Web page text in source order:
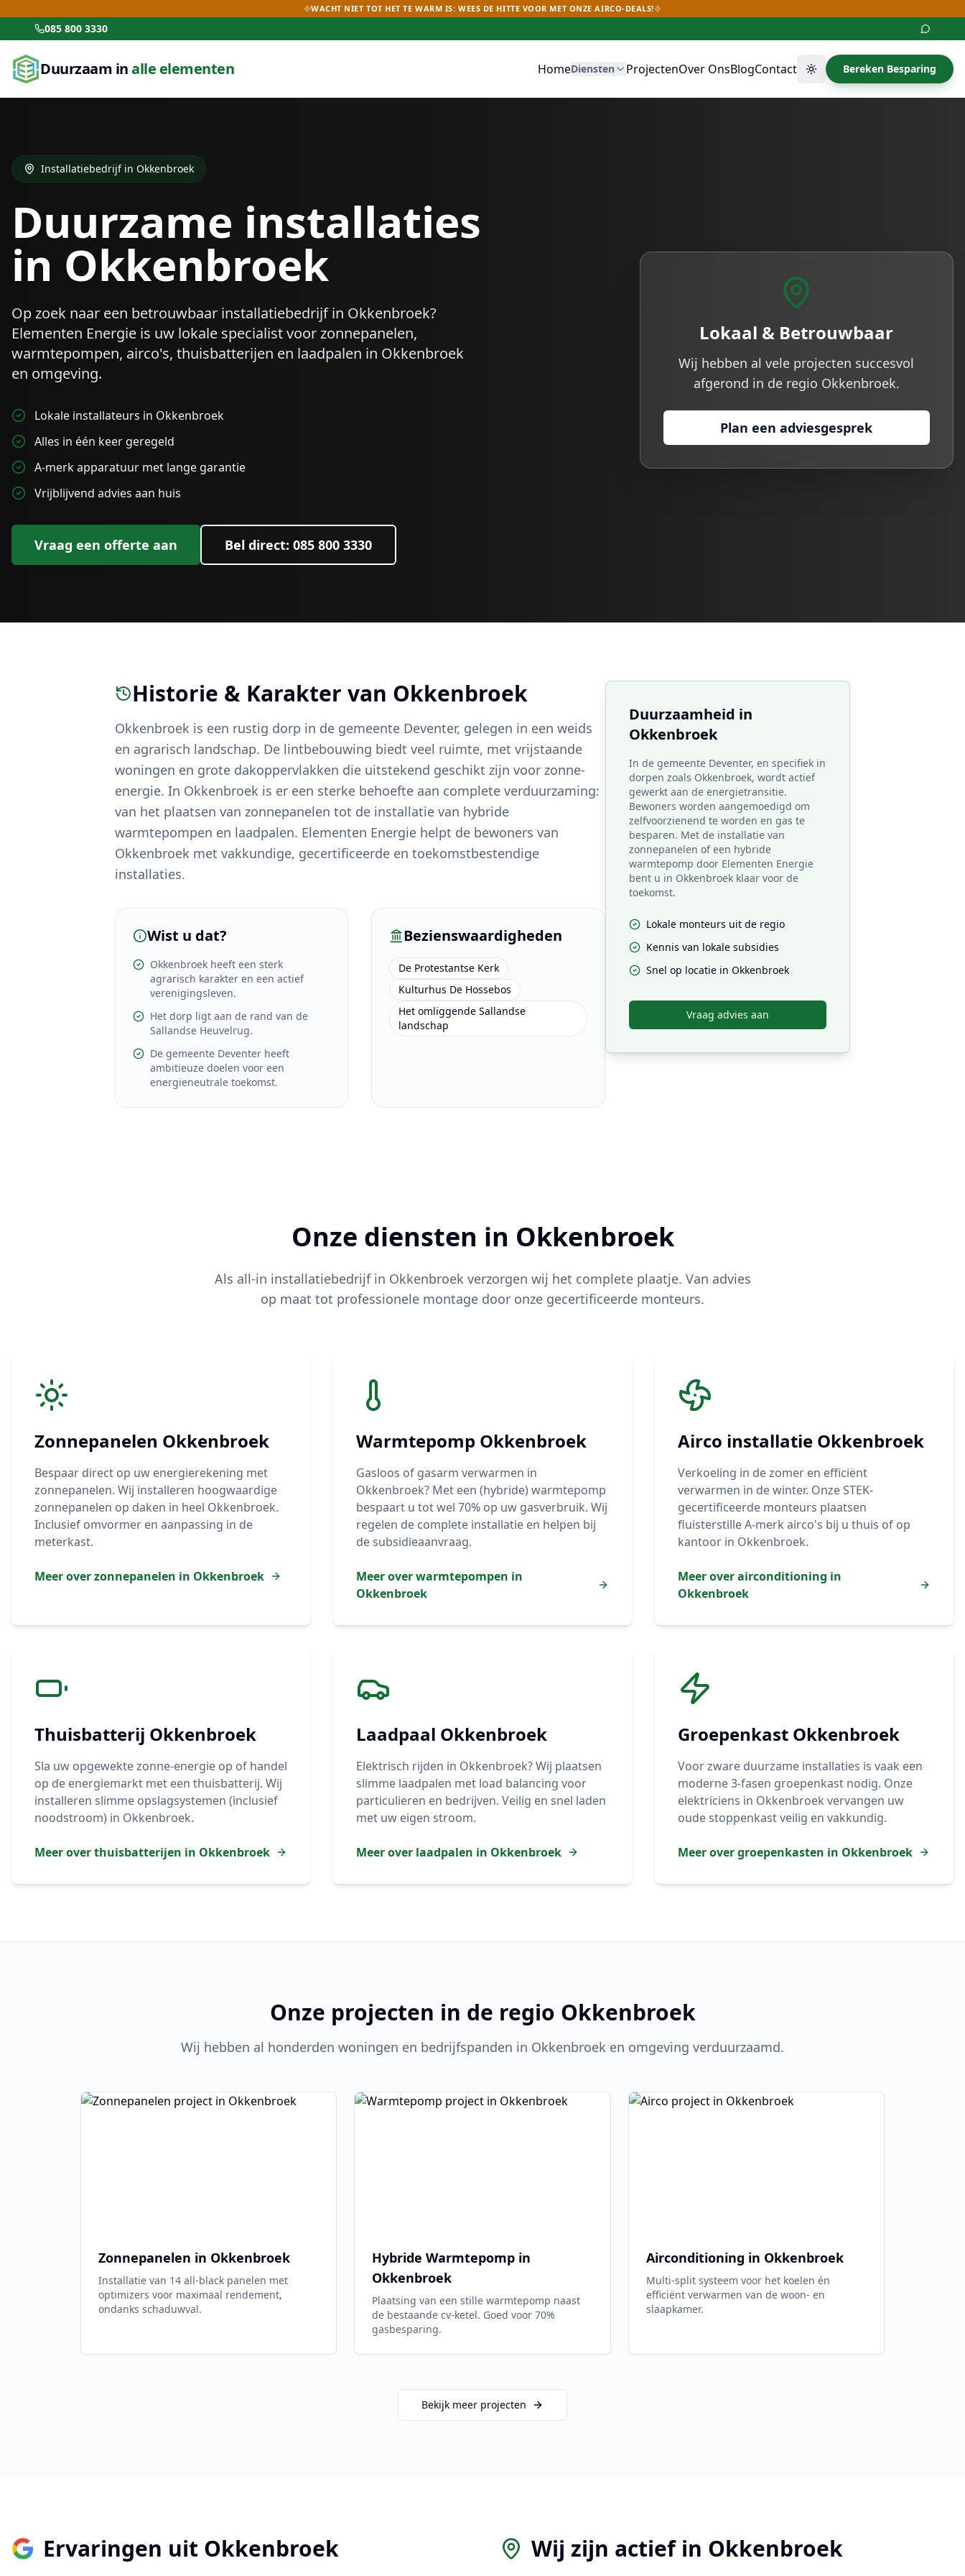
WACHT NIET TOT HET TE WARM IS: WEES DE HITTE VOOR MET ONZE AIRCO-DEALS!
085 800 3330
Duurzaam inalle elementen HomeDiensten ProjectenOver OnsBlogContact Thema wisselen
Bereken Besparing
Installatiebedrijf in Okkenbroek
Duurzame installaties
in Okkenbroek
Op zoek naar een betrouwbaar installatiebedrijf in Okkenbroek?
Elementen Energie is uw lokale specialist voor zonnepanelen,
warmtepompen, airco's, thuisbatterijen en laadpalen in Okkenbroek
en omgeving.
Lokale installateurs in Okkenbroek
Alles in één keer geregeld
A-merk apparatuur met lange garantie
Vrijblijvend advies aan huis
Vraag een offerte aan Bel direct: 085 800 3330
Lokaal & Betrouwbaar
Wij hebben al vele projecten succesvol
afgerond in de regio Okkenbroek.
Plan een adviesgesprek
Historie & Karakter van Okkenbroek
Okkenbroek is een rustig dorp in de gemeente Deventer, gelegen in een weids
en agrarisch landschap. De lintbebouwing biedt veel ruimte, met vrijstaande
woningen en grote dakoppervlakken die uitstekend geschikt zijn voor zonne-
energie. In Okkenbroek is er een sterke behoefte aan complete verduurzaming:
van het plaatsen van zonnepanelen tot de installatie van hybride
warmtepompen en laadpalen. Elementen Energie helpt de bewoners van
Okkenbroek met vakkundige, gecertificeerde en toekomstbestendige
installaties.
Wist u dat?
Okkenbroek heeft een sterk
agrarisch karakter en een actief
verenigingsleven.
Het dorp ligt aan de rand van de
Sallandse Heuvelrug.
De gemeente Deventer heeft
ambitieuze doelen voor een
energieneutrale toekomst.
Bezienswaardigheden
De Protestantse Kerk
Kulturhus De Hossebos
Het omliggende Sallandse
landschap
Duurzaamheid in
Okkenbroek
In de gemeente Deventer, en specifiek in
dorpen zoals Okkenbroek, wordt actief
gewerkt aan de energietransitie.
Bewoners worden aangemoedigd om
zelfvoorzienend te worden en gas te
besparen. Met de installatie van
zonnepanelen of een hybride
warmtepomp door Elementen Energie
bent u in Okkenbroek klaar voor de
toekomst.
Lokale monteurs uit de regio
Kennis van lokale subsidies
Snel op locatie in Okkenbroek
Vraag advies aan
Onze diensten in Okkenbroek
Als all-in installatiebedrijf in Okkenbroekverzorgen wij het complete plaatje. Van advies
op maat tot professionele montage door onze gecertificeerde monteurs.
Zonnepanelen Okkenbroek
Bespaar direct op uw energierekening met
zonnepanelen. Wij installeren hoogwaardige
zonnepanelen op daken in heel Okkenbroek.
Inclusief omvormer en aanpassing in de
meterkast.
Meer over zonnepanelen in Okkenbroek
Warmtepomp Okkenbroek
Gasloos of gasarm verwarmen in
Okkenbroek? Met een (hybride) warmtepomp
bespaart u tot wel 70% op uw gasverbruik. Wij
regelen de complete installatie en helpen bij
de subsidieaanvraag.
Meer over warmtepompen in
Okkenbroek
Airco installatie Okkenbroek
Verkoeling in de zomer en efficiënt
verwarmen in de winter. Onze STEK-
gecertificeerde monteurs plaatsen
fluisterstille A-merk airco's bij u thuis of op
kantoor in Okkenbroek.
Meer over airconditioning in
Okkenbroek
Thuisbatterij Okkenbroek
Sla uw opgewekte zonne-energie op of handel
op de energiemarkt met een thuisbatterij. Wij
installeren slimme opslagsystemen (inclusief
noodstroom) in Okkenbroek.
Meer over thuisbatterijen in Okkenbroek
Laadpaal Okkenbroek
Elektrisch rijden in Okkenbroek? Wij plaatsen
slimme laadpalen met load balancing voor
particulieren en bedrijven. Veilig en snel laden
met uw eigen stroom.
Meer over laadpalen in Okkenbroek
Groepenkast Okkenbroek
Voor zware duurzame installaties is vaak een
moderne 3-fasen groepenkast nodig. Onze
elektriciens in Okkenbroek vervangen uw
oude stoppenkast veilig en vakkundig.
Meer over groepenkasten in Okkenbroek
Onze projecten in de regio Okkenbroek
Wij hebben al honderden woningen en bedrijfspanden in Okkenbroek en omgeving verduurzaamd.
Zonnepanelen in Okkenbroek
Installatie van 14 all-black panelen met
optimizers voor maximaal rendement,
ondanks schaduwval.
Hybride Warmtepomp in
Okkenbroek
Plaatsing van een stille warmtepomp naast
de bestaande cv-ketel. Goed voor 70%
gasbesparing.
Airconditioning in Okkenbroek
Multi-split systeem voor het koelen én
efficiënt verwarmen van de woon- en
slaapkamer.
Bekijk meer projecten
Ervaringen uit Okkenbroek Wij zijn actief in Okkenbroek